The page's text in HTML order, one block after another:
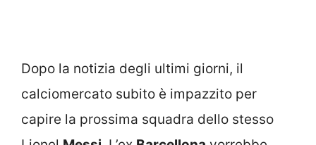
Dopo la notizia degli ultimi giorni, il
calciomercato subito è impazzito per
capire la prossima squadra dello stesso